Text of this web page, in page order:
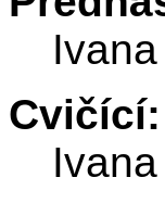
Cvičící: